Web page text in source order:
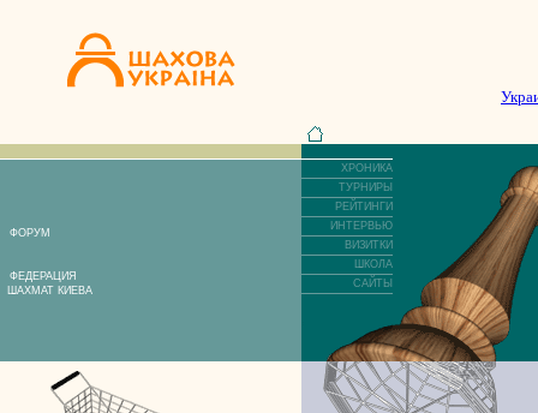
ФОРУМ
ФЕДЕРАЦИЯ
ШАХМАТ КИЕВА
ХРОНИКА
ТУРНИРЫ
РЕЙТИНГИ
ИНТЕРВЬЮ
ВИЗИТКИ
ШКОЛА
САЙТЫ